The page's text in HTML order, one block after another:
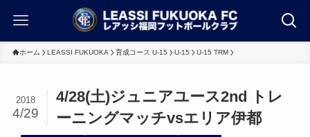
ホーム LEASSI FUKUOKA 育成コース U-15 U-15 U-15 TRM
4/28(土)ジュニアユース2nd トレ
ーニングマッチvsエリア伊都
2018
4/29